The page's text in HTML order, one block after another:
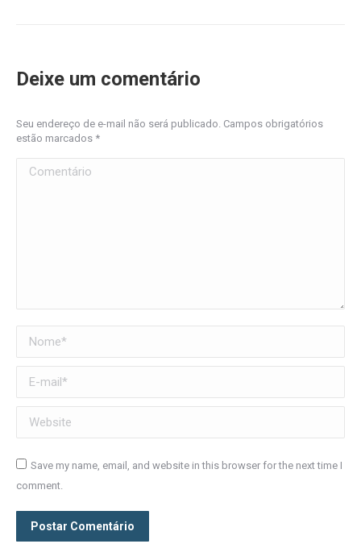
Deixe um comentário
Seu endereço de e-mail não será publicado. Campos obrigatórios
estão marcados *
Comentário
Nome *
E-mail *
Website
Save my name, email, and website in this browser for the next time I
comment.
Postar Comentário